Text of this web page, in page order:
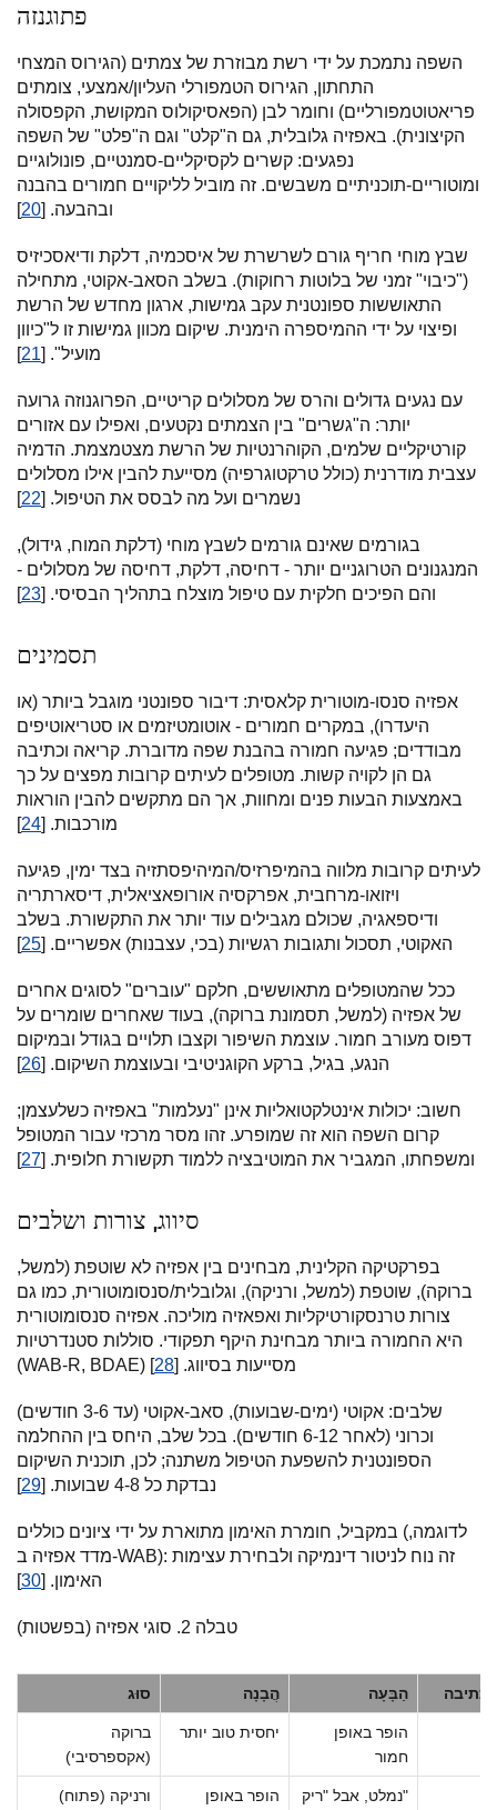
פתוגנזה
השפה נתמכת על ידי רשת מבוזרת של צמתים (הגירוס המצחי
התחתון, הגירוס הטמפורלי העליון/אמצעי, צומתים
פריאטוטמפורליים) וחומר לבן (הפאסיקולוס המקושת, הקפסולה
הקיצונית). באפזיה גלובלית, גם ה"קלט" וגם ה"פלט" של השפה
נפגעים: קשרים לקסיקליים-סמנטיים, פונולוגיים
ומוטוריים-תוכניתיים משבשים. זה מוביל לליקויים חמורים בהבנה
ובהבעה. [20
]
שבץ מוחי חריף גורם לשרשרת של איסכמיה, דלקת ודיאסכיזיס
("כיבוי" זמני של בלוטות רחוקות). בשלב הסאב-אקוטי, מתחילה
התאוששות ספונטנית עקב גמישות, ארגון מחדש של הרשת
ופיצוי על ידי ההמיספרה הימנית. שיקום מכוון גמישות זו ל"כיוון
מועיל". [21
]
עם נגעים גדולים והרס של מסלולים קריטיים, הפרוגנוזה גרועה
יותר: ה"גשרים" בין הצמתים נקטעים, ואפילו עם אזורים
קורטיקליים שלמים, הקוהרנטיות של הרשת מצטמצמת. הדמיה
עצבית מודרנית (כולל טרקטוגרפיה) מסייעת להבין אילו מסלולים
נשמרים ועל מה לבסס את הטיפול. [22
]
בגורמים שאינם גורמים לשבץ מוחי (דלקת המוח, גידול),
המנגנונים הטרוגניים יותר - דחיסה, דלקת, דחיסה של מסלולים -
והם הפיכים חלקית עם טיפול מוצלח בתהליך הבסיסי. [23
]
תסמינים
אפזיה סנסו-מוטורית קלאסית: דיבור ספונטני מוגבל ביותר (או
היעדרו), במקרים חמורים - אוטומטיזמים או סטריאוטיפים
מבודדים; פגיעה חמורה בהבנת שפה מדוברת. קריאה וכתיבה
גם הן לקויה קשות. מטופלים לעיתים קרובות מפצים על כך
באמצעות הבעות פנים ומחוות, אך הם מתקשים להבין הוראות
מורכבות. [24
]
לעיתים קרובות מלווה בהמיפרזיס/המיהיפסתזיה בצד ימין, פגיעה
ויזואו-מרחבית, אפרקסיה אורופאציאלית, דיסארתריה
ודיספאגיה, שכולם מגבילים עוד יותר את התקשורת. בשלב
האקוטי, תסכול ותגובות רגשיות (בכי, עצבנות) אפשריים. [25
]
ככל שהמטופלים מתאוששים, חלקם "עוברים" לסוגים אחרים
של אפזיה (למשל, תסמונת ברוקה), בעוד שאחרים שומרים על
דפוס מעורב חמור. עוצמת השיפור וקצבו תלויים בגודל ובמיקום
הנגע, בגיל, ברקע הקוגניטיבי ובעוצמת השיקום. [26
]
חשוב: יכולות אינטלקטואליות אינן "נעלמות" באפזיה כשלעצמן;
קרום השפה הוא זה שמופרע. זהו מסר מרכזי עבור המטופל
ומשפחתו, המגביר את המוטיבציה ללמוד תקשורת חלופית. [27
]
סיווג, צורות ושלבים
בפרקטיקה הקלינית, מבחינים בין אפזיה לא שוטפת (למשל,
ברוקה), שוטפת (למשל, ורניקה), וגלובלית/סנסומוטורית, כמו גם
צורות טרנסקורטיקליות ואפאזיה מוליכה. אפזיה סנסומוטורית
היא החמורה ביותר מבחינת היקף תפקודי. סוללות סטנדרטיות
(WAB-R, BDAE) מסייעות בסיווג. [28
]
שלבים: אקוטי (ימים-שבועות), סאב-אקוטי (עד 3-6 חודשים)
וכרוני (לאחר 6-12 חודשים). בכל שלב, היחס בין ההחלמה
הספונטנית להשפעת הטיפול משתנה; לכן, תוכנית השיקום
נבדקת כל 4-8 שבועות. [
29
]
במקביל, חומרת האימון מתוארת על ידי ציונים כוללים (לדוגמה,
מדד אפזיה ב-WAB): זה נוח לניטור דינמיקה ולבחירת עצימות
האימון. [30
]
טבלה 2. סוגי אפזיה (בפשטות)
סוּג הֲבָנָה הַבָּעָה כתיבה
ברוקה
(אקספרסיבי)
יחסית טוב יותר
הופר באופן
חמור
ורניקה (פתוח)
הופר באופן
נמלט, אבל "ריק"